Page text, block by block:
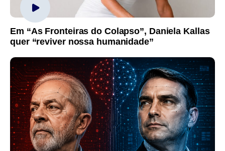
Em “As Fronteiras do Colapso”, Daniela Kallas
quer “reviver nossa humanidade”